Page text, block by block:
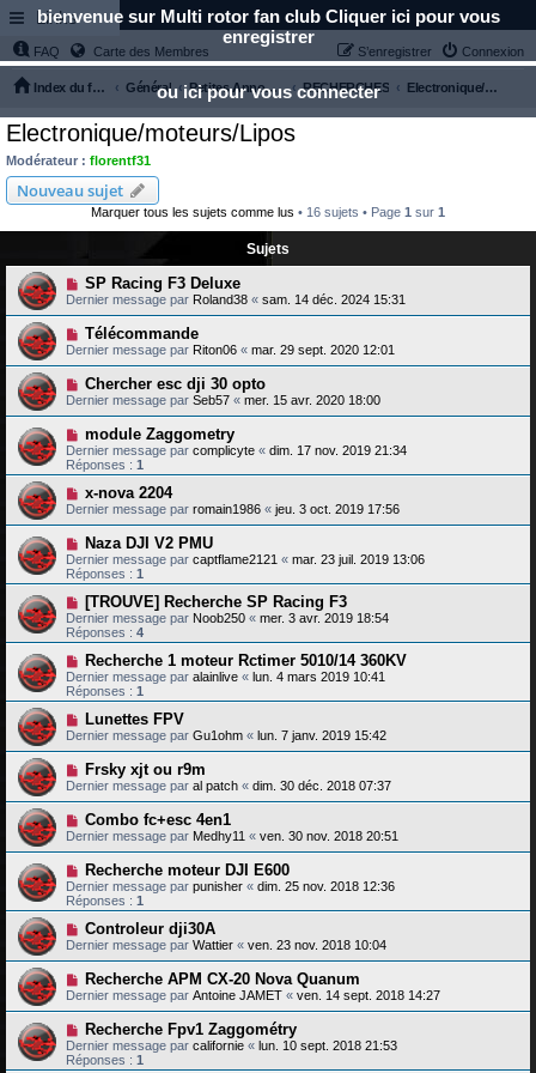
bienvenue sur Multi rotor fan club Cliquer ici pour vous
enregistrer
ou ici pour vous connecter
Links
FAQ Carte des Membres Connexion
S’enregistrer
Index du forum Général Petites Annonces RECHERCHES Electronique/moteurs/Lipos
Electronique/moteurs/Lipos
Modérateur : florentf31
Nouveau sujet
Marquer tous les sujets comme lus • 16 sujets • Page 1 sur 1
Sujets
SP Racing F3 Deluxe
Dernier message par Roland38 « sam. 14 déc. 2024 15:31
Télécommande
Dernier message par Riton06 « mar. 29 sept. 2020 12:01
Chercher esc dji 30 opto
Dernier message par Seb57 « mer. 15 avr. 2020 18:00
module Zaggometry
Dernier message par complicyte « dim. 17 nov. 2019 21:34
Réponses : 1
x-nova 2204
Dernier message par romain1986 « jeu. 3 oct. 2019 17:56
Naza DJI V2 PMU
Dernier message par captflame2121 « mar. 23 juil. 2019 13:06
Réponses : 1
[TROUVE] Recherche SP Racing F3
Dernier message par Noob250 « mer. 3 avr. 2019 18:54
Réponses : 4
Recherche 1 moteur Rctimer 5010/14 360KV
Dernier message par alainlive « lun. 4 mars 2019 10:41
Réponses : 1
Lunettes FPV
Dernier message par Gu1ohm « lun. 7 janv. 2019 15:42
Frsky xjt ou r9m
Dernier message par al patch « dim. 30 déc. 2018 07:37
Combo fc+esc 4en1
Dernier message par Medhy11 « ven. 30 nov. 2018 20:51
Recherche moteur DJI E600
Dernier message par punisher « dim. 25 nov. 2018 12:36
Réponses : 1
Controleur dji30A
Dernier message par Wattier « ven. 23 nov. 2018 10:04
Recherche APM CX-20 Nova Quanum
Dernier message par Antoine JAMET « ven. 14 sept. 2018 14:27
Recherche Fpv1 Zaggométry
Dernier message par californie « lun. 10 sept. 2018 21:53
Réponses : 1